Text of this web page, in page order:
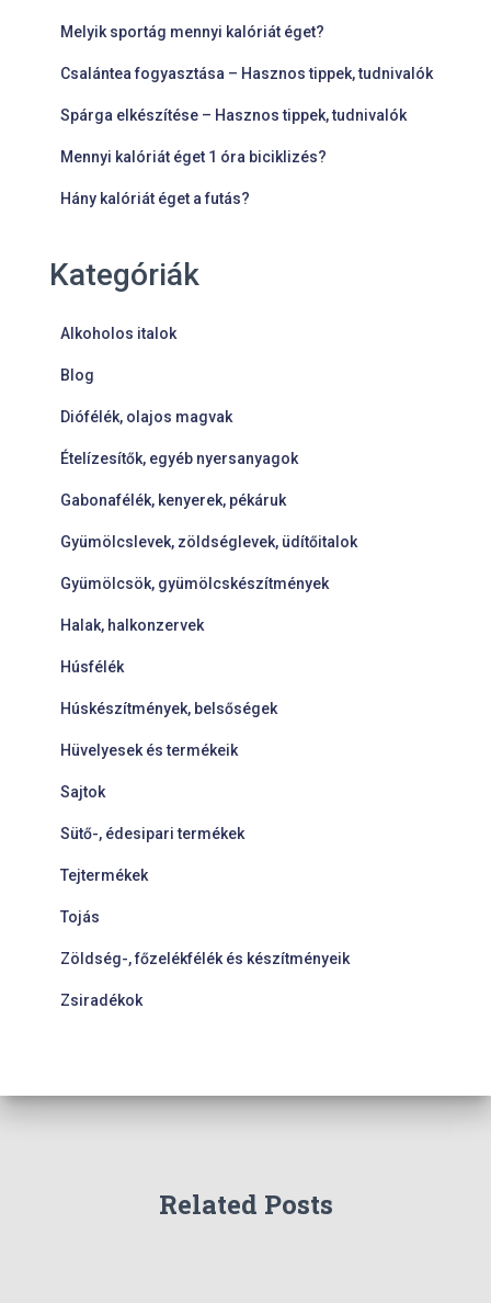
Melyik sportág mennyi kalóriát éget?
Csalántea fogyasztása – Hasznos tippek, tudnivalók
Spárga elkészítése – Hasznos tippek, tudnivalók
Mennyi kalóriát éget 1 óra biciklizés?
Hány kalóriát éget a futás?
Kategóriák
Alkoholos italok
Blog
Diófélék, olajos magvak
Ételízesítők, egyéb nyersanyagok
Gabonafélék, kenyerek, pékáruk
Gyümölcslevek, zöldséglevek, üdítőitalok
Gyümölcsök, gyümölcskészítmények
Halak, halkonzervek
Húsfélék
Húskészítmények, belsőségek
Hüvelyesek és termékeik
Sajtok
Sütő-, édesipari termékek
Tejtermékek
Tojás
Zöldség-, főzelékfélék és készítményeik
Zsiradékok
Related Posts